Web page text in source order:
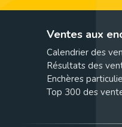
Ventes aux
Calendrier des
Résultats des
Enchères
Top 300 des